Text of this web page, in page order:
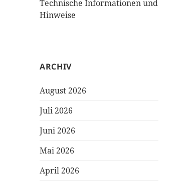
Technische Informationen und
Hinweise
ARCHIV
August 2026
Juli 2026
Juni 2026
Mai 2026
April 2026